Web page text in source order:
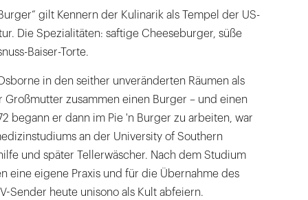
gilt Kennern der Kulinarik als Tempel der US-
Die Spezialitäten: saftige Cheeseburger, süße
Baiser-Torte.
in den seither unveränderten Räumen als
Großmutter zusammen einen Burger – und einen
begann er dann im Pie 'n Burger zu arbeiten, war
an der University of Southern
und später Tellerwäscher. Nach dem Studium
eine eigene Praxis und für die Übernahme des
Sender heute unisono als Kult abfeiern.